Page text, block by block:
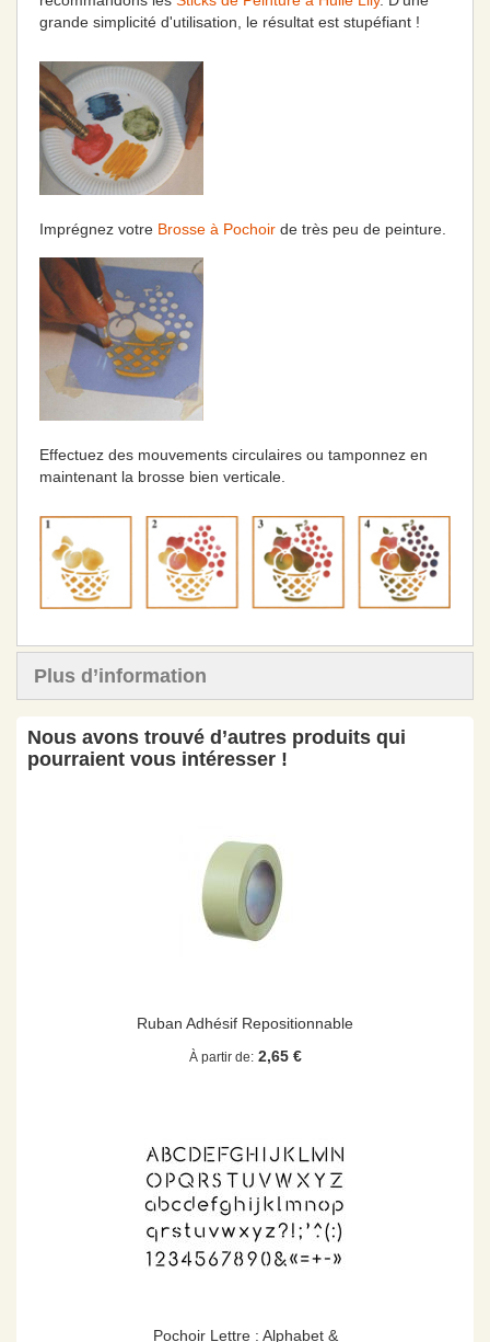
grande simplicité d'utilisation, le résultat est stupéfiant !
Imprégnez votre Brosse à Pochoir de très peu de peinture.
Effectuez des mouvements circulaires ou tamponnez en
maintenant la brosse bien verticale.
Plus d’information
Nous avons trouvé d’autres produits qui
pourraient vous intéresser !
Ruban Adhésif Repositionnable
À partir de 2,65 €
Pochoir Lettre : Alphabet &